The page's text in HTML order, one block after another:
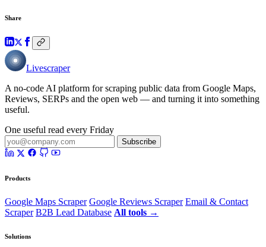
Share
Livescraper
A no-code AI platform for scraping public data from Google Maps,
Reviews, SERPs and the open web — and turning it into something
useful.
One useful read every Friday
Subscribe
Products
Google Maps Scraper Google Reviews Scraper Email & Contact
Scraper B2B Lead Database All tools →
Solutions